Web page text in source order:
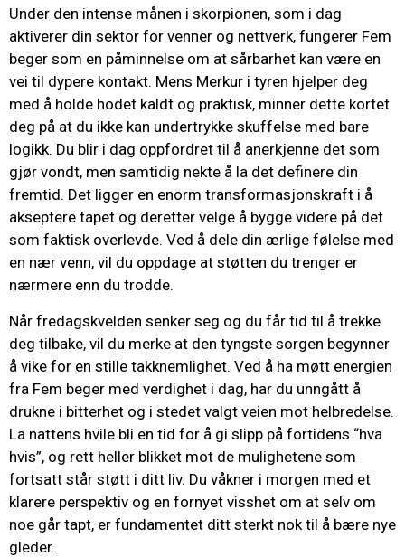
Under den intense månen i skorpionen, som i dag
aktiverer din sektor for venner og nettverk, fungerer Fem
beger som en påminnelse om at sårbarhet kan være en
vei til dypere kontakt. Mens Merkur i tyren hjelper deg
med å holde hodet kaldt og praktisk, minner dette kortet
deg på at du ikke kan undertrykke skuffelse med bare
logikk. Du blir i dag oppfordret til å anerkjenne det som
gjør vondt, men samtidig nekte å la det definere din
fremtid. Det ligger en enorm transformasjonskraft i å
akseptere tapet og deretter velge å bygge videre på det
som faktisk overlevde. Ved å dele din ærlige følelse med
en nær venn, vil du oppdage at støtten du trenger er
nærmere enn du trodde.
Når fredagskvelden senker seg og du får tid til å trekke
deg tilbake, vil du merke at den tyngste sorgen begynner
å vike for en stille takknemlighet. Ved å ha møtt energien
fra Fem beger med verdighet i dag, har du unngått å
drukne i bitterhet og i stedet valgt veien mot helbredelse.
La nattens hvile bli en tid for å gi slipp på fortidens “hva
hvis”, og rett heller blikket mot de mulighetene som
fortsatt står støtt i ditt liv. Du våkner i morgen med et
klarere perspektiv og en fornyet visshet om at selv om
noe går tapt, er fundamentet ditt sterkt nok til å bære nye
gleder.